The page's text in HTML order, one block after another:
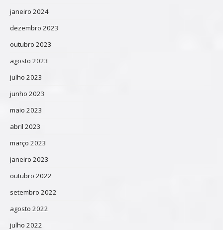
janeiro 2024
dezembro 2023
outubro 2023
agosto 2023
julho 2023
junho 2023
maio 2023
abril 2023
março 2023
janeiro 2023
outubro 2022
setembro 2022
agosto 2022
julho 2022